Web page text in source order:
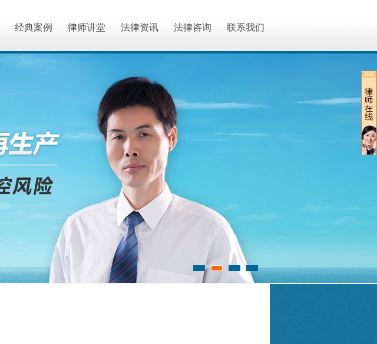
经典案例 律师讲堂 法律资讯 法律咨询 联系我们